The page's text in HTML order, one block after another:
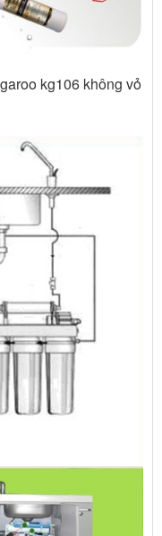
kg106 không vỏ